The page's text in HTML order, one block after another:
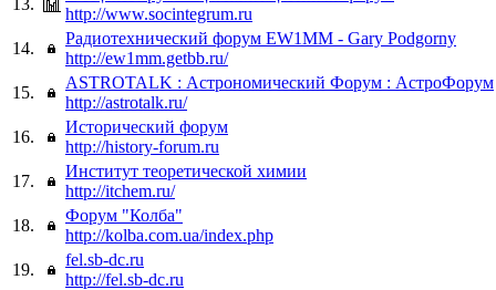
http://www.socintegrum.ru
14.
Радиотехнический форум EW1MM - Gary Podgorny
http://ew1mm.getbb.ru/
15.
ASTROTALK : Астрономический Форум : АстроФорум
http://astrotalk.ru/
16.
Исторический форум
http://history-forum.ru
17.
Институт теоретической химии
http://itchem.ru/
18.
Форум "Колба"
http://kolba.com.ua/index.php
19.
fel.sb-dc.ru
http://fel.sb-dc.ru